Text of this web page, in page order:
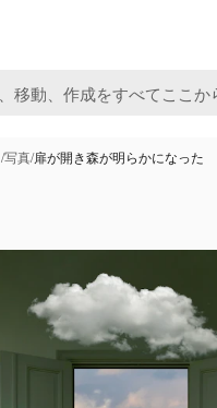
/写真/扉が開き森が明らかになった